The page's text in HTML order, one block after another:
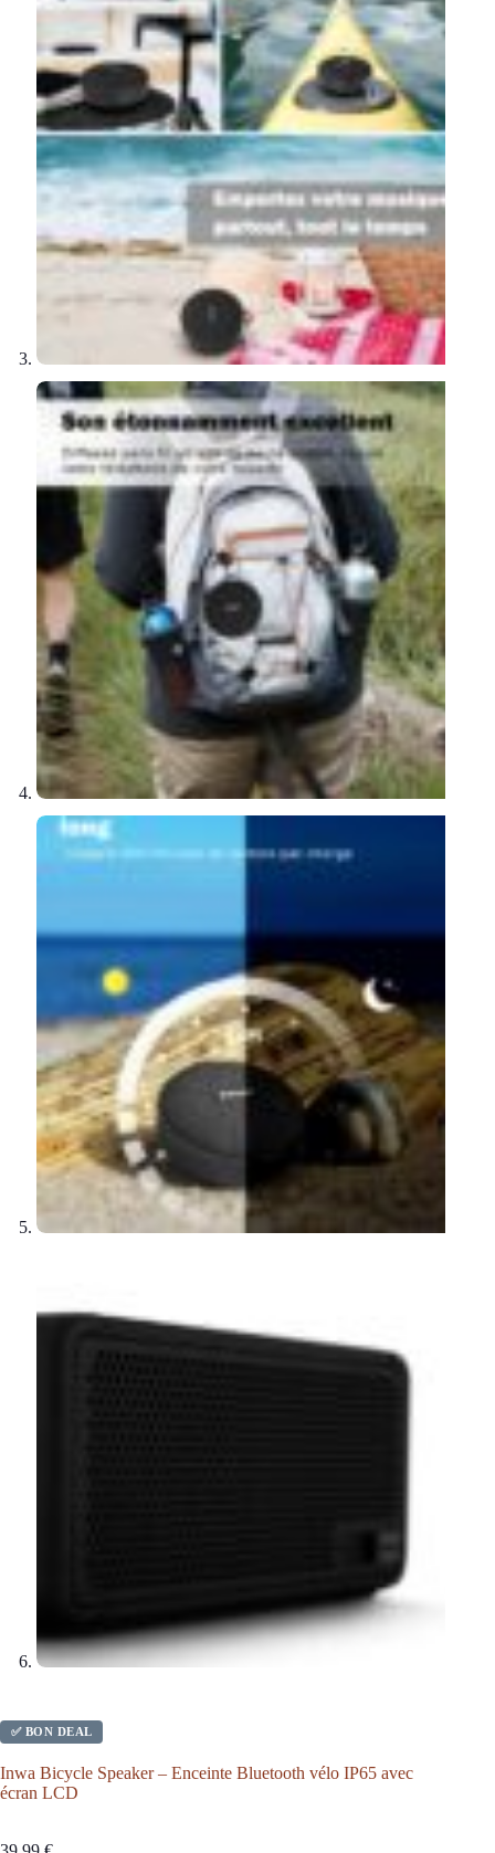
✅ BON DEAL
Inwa Bicycle Speaker – Enceinte Bluetooth vélo IP65 avec
écran LCD